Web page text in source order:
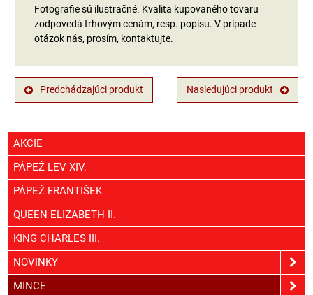
Fotografie sú ilustračné. Kvalita kupovaného tovaru
zodpovedá trhovým cenám, resp. popisu. V prípade
otázok nás, prosím, kontaktujte.
Predchádzajúci produkt Nasledujúci produkt
AKCIE
PÁPEŽ LEV XIV.
PÁPEŽ FRANTIŠEK
QUEEN ELIZABETH II.
KING CHARLES III.
NOVINKY
MINCE